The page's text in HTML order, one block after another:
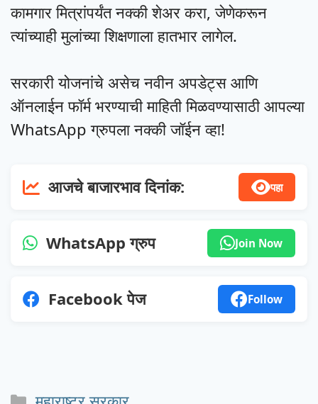
कामगार मित्रांपर्यंत नक्की शेअर करा, जेणेकरून
त्यांच्याही मुलांच्या शिक्षणाला हातभार लागेल.
सरकारी योजनांचे असेच नवीन अपडेट्स आणि
ऑनलाईन फॉर्म भरण्याची माहिती मिळवण्यासाठी आपल्या
WhatsApp ग्रुपला नक्की जॉईन व्हा!
आजचे बाजारभाव दिनांक: पहा
WhatsApp ग्रुप Join Now
Facebook पेज Follow
Categories